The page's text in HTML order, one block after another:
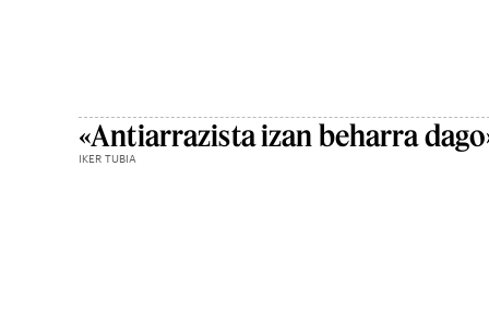
«Antiarrazista izan beharra
IKER TUBIA